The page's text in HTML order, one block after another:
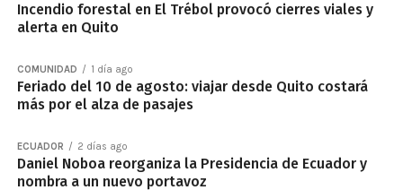
Incendio forestal en El Trébol provocó cierres viales y
alerta en Quito
COMUNIDAD 1 día ago
Feriado del 10 de agosto: viajar desde Quito costará
más por el alza de pasajes
ECUADOR 2 días ago
Daniel Noboa reorganiza la Presidencia de Ecuador y
nombra a un nuevo portavoz